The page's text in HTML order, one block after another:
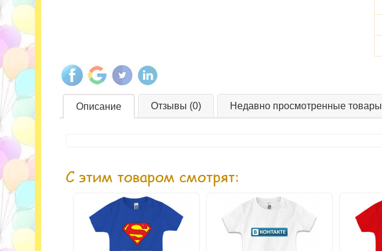
Описание Отзывы (0) Недавно просмотренные товары
С этим товаром смотрят: